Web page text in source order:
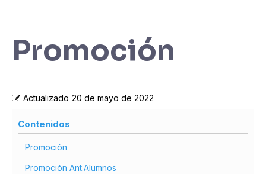
Promoción
Actualizado 20 de mayo de 2022
Contenidos
Promoción
Promoción Ant.Alumnos